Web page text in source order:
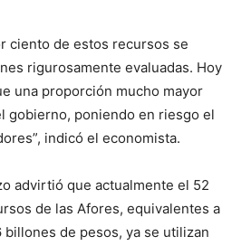
ciento de estos recursos se
rigurosamente evaluadas. Hoy
una proporción mucho mayor
gobierno, poniendo en riesgo el
indicó el economista.
advirtió que actualmente el 52
de las Afores, equivalentes a
billones de pesos, ya se utilizan